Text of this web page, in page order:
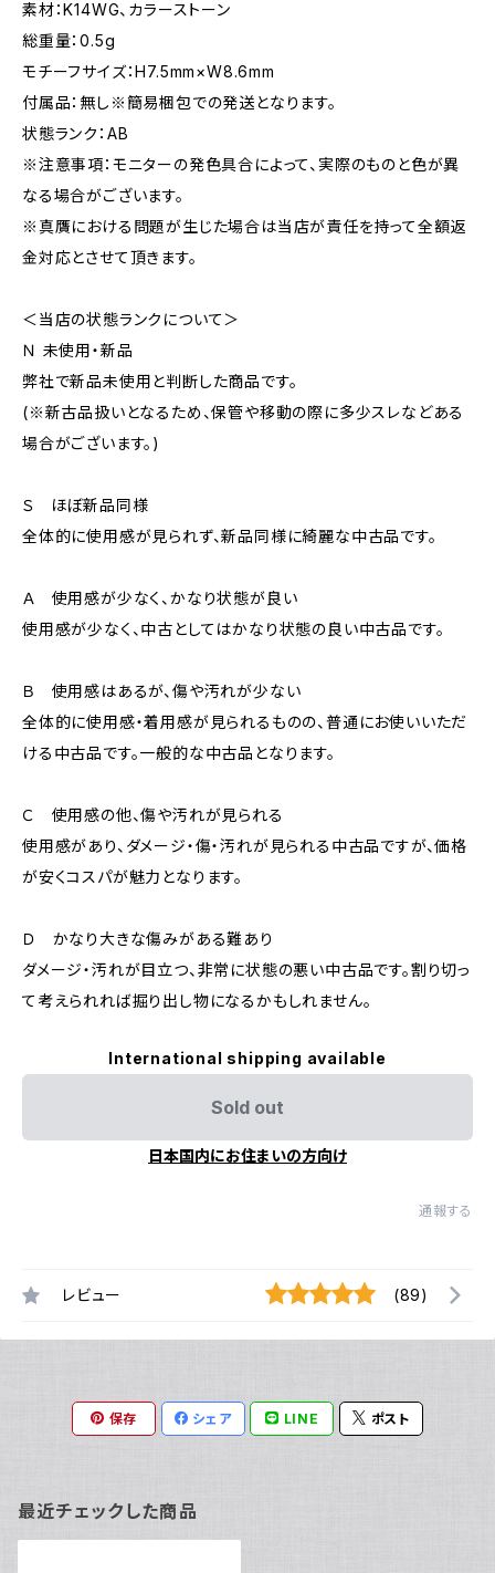
素材：K14WG、カラーストーン
総重量：0.5g
モチーフサイズ：H7.5mm×W8.6mm
付属品：無し※簡易梱包での発送となります。
状態ランク：AB
※注意事項：モニターの発色具合によって、実際のものと色が異
なる場合がございます。
※真贋における問題が生じた場合は当店が責任を持って全額返
金対応とさせて頂きます。
＜当店の状態ランクについて＞
Ｎ 未使用・新品
弊社で新品未使用と判断した商品です。
(※新古品扱いとなるため、保管や移動の際に多少スレなどある
場合がございます。)
Ｓ ほぼ新品同様
全体的に使用感が見られず、新品同様に綺麗な中古品です。
Ａ 使用感が少なく、かなり状態が良い
使用感が少なく、中古としてはかなり状態の良い中古品です。
Ｂ 使用感はあるが、傷や汚れが少ない
全体的に使用感・着用感が見られるものの、普通にお使いいただ
ける中古品です。一般的な中古品となります。
Ｃ 使用感の他、傷や汚れが見られる
使用感があり、ダメージ・傷・汚れが見られる中古品ですが、価格
が安くコスパが魅力となります。
Ｄ かなり大きな傷みがある難あり
ダメージ・汚れが目立つ、非常に状態の悪い中古品です。割り切っ
て考えられれば掘り出し物になるかもしれません。
International shipping available
Sold out
日本国内にお住まいの方向け
通報する
レビュー (89)
保存 シェア LINE ポスト
最近チェックした商品